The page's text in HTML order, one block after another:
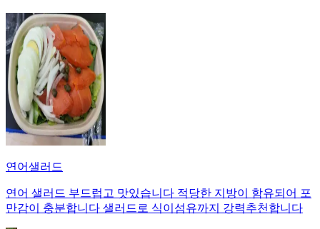
연어샐러드
연어 샐러드 부드럽고 맛있습니다 적당한 지방이 함유되어 포
만감이 충분합니다 샐러드로 식이섬유까지 강력추천합니다